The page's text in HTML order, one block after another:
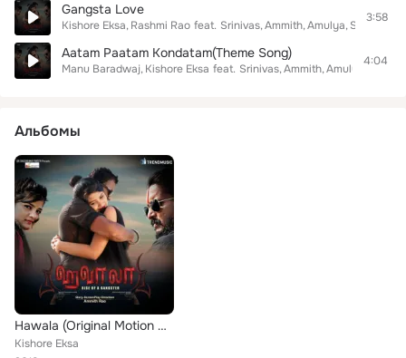
Gangsta Love
Kishore Eksa Rashmi Rao feat. Srinivas Ammith Amulya Sahana
3:58
Aatam Paatam Kondatam(Theme Song)
Manu Baradwaj Kishore Eksa feat. Srinivas Ammith Amulya
4:04
Альбомы
Hawala (Original Motion Picture Soundtrack)
Kishore Eksa